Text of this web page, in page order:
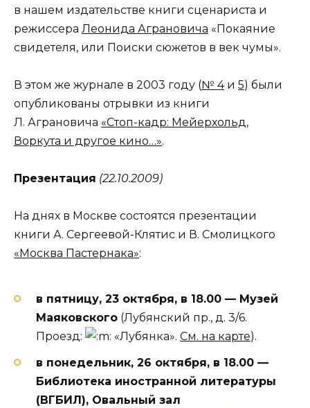
в нашем издательстве книги сценариста и
режиссера Леонида Аграновича «Покаяние
свидетеля, или Поиски сюжетов в век чумы».
В этом же журнале в 2003 году (№ 4и 5) были
опубликованы отрывки из книги
Л. Аграновича «Стоп-кадр: Мейерхольд,
Воркута и другое кино…».
Презентация (22.10.2009)
На днях в Москве состоятся презентации
книги А. Сергеевой-Клятис и В. Смолицкого
«Москва Пастернака»:
в пятницу, 23 октября, в 18.00 — Музей
Маяковского (Лубянский пр., д. 3/6.
Проезд:
«Лубянка». См. на карте).
в понедельник, 26 октября, в 18.00 —
Библиотека иностранной литературы
(ВГБИЛ), Овальный зал